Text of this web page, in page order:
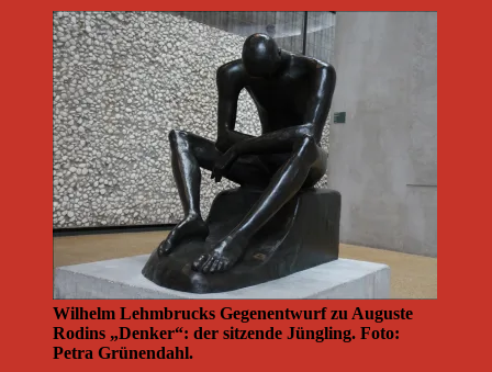
Wilhelm Lehmbrucks Gegenentwurf zu Auguste
Rodins „Denker“: der sitzende Jüngling. Foto:
Petra Grünendahl.